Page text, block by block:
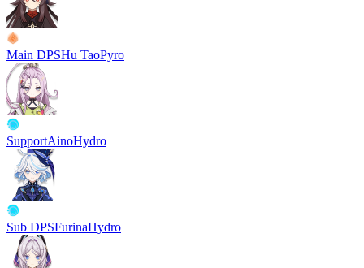
Main DPSHu TaoPyro
SupportAinoHydro
Sub DPSFurinaHydro